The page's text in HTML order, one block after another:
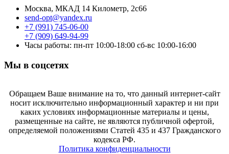
Москва, МКАД 14 Километр, 2с66
send-opt@yandex.ru
+7 (991) 745-06-00
+7 (909) 649-94-99
Часы работы: пн-пт 10:00-18:00 сб-вс 10:00-16:00
Мы в соцсетях
Обращаем Ваше внимание на то, что данный интернет-сайт
носит исключительно информационный характер и ни при
каких условиях информационные материалы и цены,
размещенные на сайте, не являются публичной офертой,
определяемой положениями Статей 435 и 437 Гражданского
кодекса РФ.
Политика конфиденциальности